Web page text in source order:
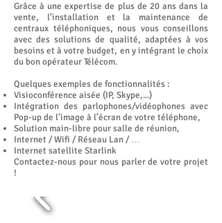
​Grâce à une expertise de plus de 20 ans dans la
vente, l’installation et la maintenance de
centraux téléphoniques, nous vous conseillons
avec des solutions de qualité, adaptées à vos
besoins et à votre budget, en y intégrant le choix
du bon opérateur Télécom.
Quelques exemples de fonctionnalités :​
Visioconférence aisée (IP, Skype,...)
Intégration des parlophones/vidéophones avec
Pop-up de l’image à l’écran de votre téléphone,
Solution main-libre pour salle de réunion,
Internet / Wifi / Réseau Lan / …
Internet satellite Starlink
Contactez-nous pour nous parler de votre projet
!